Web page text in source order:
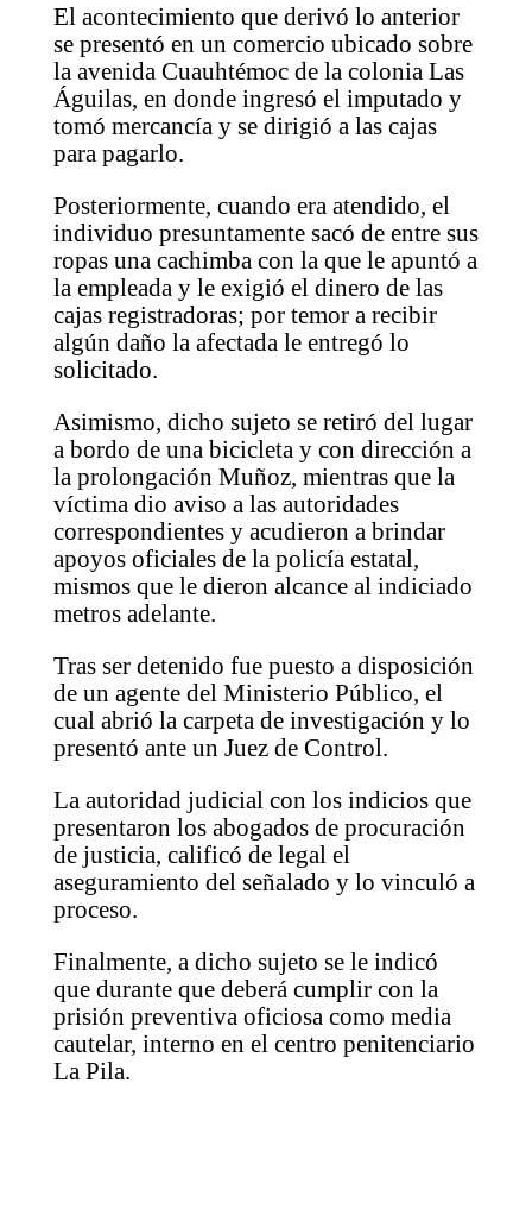
El acontecimiento que derivó lo anterior
se presentó en un comercio ubicado sobre
la avenida Cuauhtémoc de la colonia Las
Águilas, en donde ingresó el imputado y
tomó mercancía y se dirigió a las cajas
para pagarlo.
Posteriormente, cuando era atendido, el
individuo presuntamente sacó de entre sus
ropas una cachimba con la que le apuntó a
la empleada y le exigió el dinero de las
cajas registradoras; por temor a recibir
algún daño la afectada le entregó lo
solicitado.
Asimismo, dicho sujeto se retiró del lugar
a bordo de una bicicleta y con dirección a
la prolongación Muñoz, mientras que la
víctima dio aviso a las autoridades
correspondientes y acudieron a brindar
apoyos oficiales de la policía estatal,
mismos que le dieron alcance al indiciado
metros adelante.
Tras ser detenido fue puesto a disposición
de un agente del Ministerio Público, el
cual abrió la carpeta de investigación y lo
presentó ante un Juez de Control.
La autoridad judicial con los indicios que
presentaron los abogados de procuración
de justicia, calificó de legal el
aseguramiento del señalado y lo vinculó a
proceso.
Finalmente, a dicho sujeto se le indicó
que durante que deberá cumplir con la
prisión preventiva oficiosa como media
cautelar, interno en el centro penitenciario
La Pila.